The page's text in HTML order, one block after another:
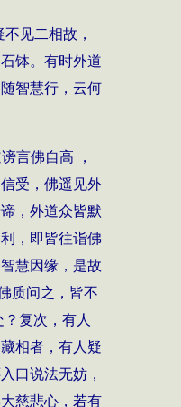
见二相故，
钵。有时外道
智慧行，云何
言佛自高 ，
受，佛遥见外
，外道众皆默
，即皆往诣佛
慧因缘，是故
质问之，皆不
复次，有人
相者，有人疑
口说法无妨，
慈悲心，若有